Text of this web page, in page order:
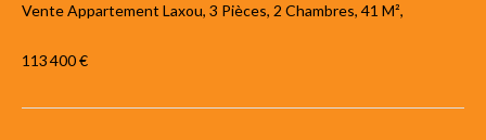
Vente Appartement Laxou, 3 Pièces, 2 Chambres, 41 M²,
113 400 €